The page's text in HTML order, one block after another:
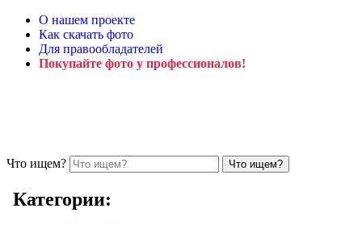
О нашем проекте
Как скачать фото
Для правообладателей
Покупайте фото у профессионалов!
Что ищем?
Категории: